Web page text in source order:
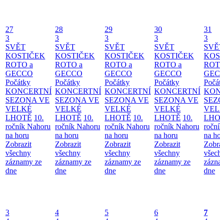
27
3
SVĚT
KOSTIČEK
ROTO a
GECCO
Počátky
KONCERTNÍ
SEZONA VE
VELKÉ
LHOTĚ 10.
ročník Nahoru
na horu
Zobrazit
všechny
záznamy ze
dne
28
3
SVĚT
KOSTIČEK
ROTO a
GECCO
Počátky
KONCERTNÍ
SEZONA VE
VELKÉ
LHOTĚ 10.
ročník Nahoru
na horu
Zobrazit
všechny
záznamy ze
dne
29
3
SVĚT
KOSTIČEK
ROTO a
GECCO
Počátky
KONCERTNÍ
SEZONA VE
VELKÉ
LHOTĚ 10.
ročník Nahoru
na horu
Zobrazit
všechny
záznamy ze
dne
30
3
SVĚT
KOSTIČEK
ROTO a
GECCO
Počátky
KONCERTNÍ
SEZONA VE
VELKÉ
LHOTĚ 10.
ročník Nahoru
na horu
Zobrazit
všechny
záznamy ze
dne
31
3
na
dne
3
4
5
6
7